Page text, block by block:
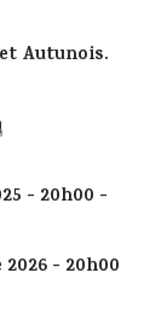
Autunois.
- 20h00 -
- 20h00